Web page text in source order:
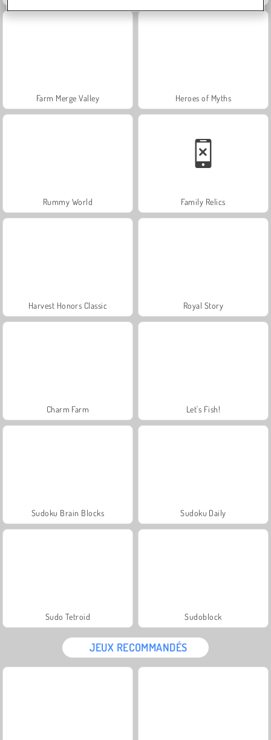
Farm Merge Valley Heroes of Myths
Rummy World Family Relics
Harvest Honors Classic Royal Story
Charm Farm Let's Fish!
Sudoku Brain Blocks Sudoku Daily
Sudo Tetroid Sudoblock
JEUX RECOMMANDÉS